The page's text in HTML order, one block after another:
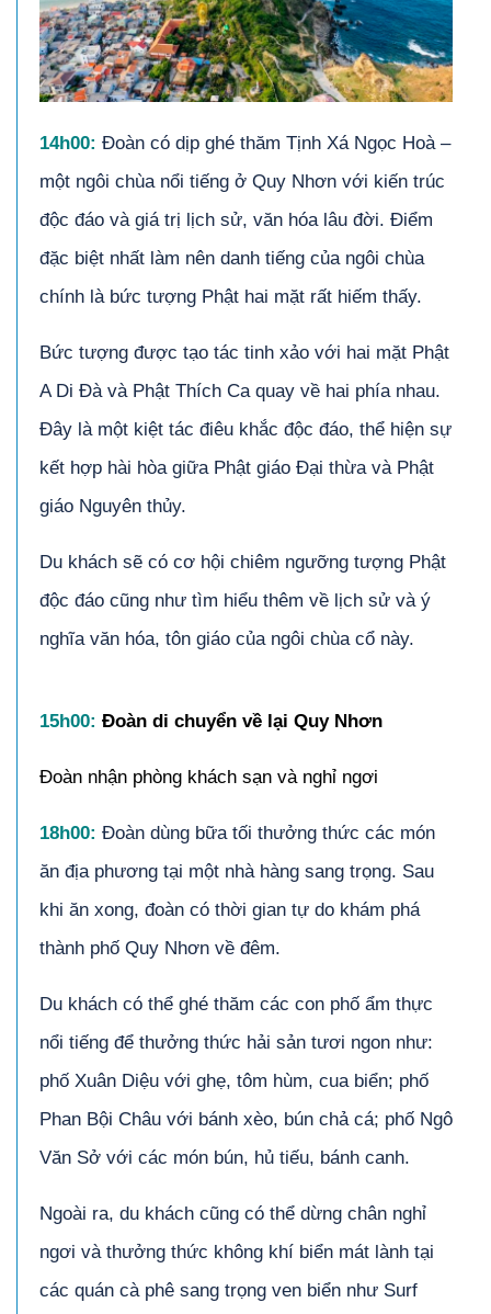
14h00: Đoàn có dịp ghé thăm Tịnh Xá Ngọc Hoà –
một ngôi chùa nổi tiếng ở Quy Nhơn với kiến trúc
độc đáo và giá trị lịch sử, văn hóa lâu đời. Điểm
đặc biệt nhất làm nên danh tiếng của ngôi chùa
chính là bức tượng Phật hai mặt rất hiếm thấy.
Bức tượng được tạo tác tinh xảo với hai mặt Phật
A Di Đà và Phật Thích Ca quay về hai phía nhau.
Đây là một kiệt tác điêu khắc độc đáo, thể hiện sự
kết hợp hài hòa giữa Phật giáo Đại thừa và Phật
giáo Nguyên thủy.
Du khách sẽ có cơ hội chiêm ngưỡng tượng Phật
độc đáo cũng như tìm hiểu thêm về lịch sử và ý
nghĩa văn hóa, tôn giáo của ngôi chùa cổ này.
15h00: Đoàn di chuyển về lại Quy Nhơn
Đoàn nhận phòng khách sạn và nghỉ ngơi
18h00: Đoàn dùng bữa tối thưởng thức các món
ăn địa phương tại một nhà hàng sang trọng. Sau
khi ăn xong, đoàn có thời gian tự do khám phá
thành phố Quy Nhơn về đêm.
Du khách có thể ghé thăm các con phố ẩm thực
nổi tiếng để thưởng thức hải sản tươi ngon như:
phố Xuân Diệu với ghẹ, tôm hùm, cua biển; phố
Phan Bội Châu với bánh xèo, bún chả cá; phố Ngô
Văn Sở với các món bún, hủ tiếu, bánh canh.
Ngoài ra, du khách cũng có thể dừng chân nghỉ
ngơi và thưởng thức không khí biển mát lành tại
các quán cà phê sang trọng ven biển như Surf